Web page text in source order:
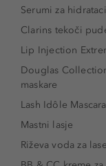
Serumi za
Clarins tekoči
Lip Injection
Douglas
maskare
Lash Idôle Mascara
Mastni lasje
Riževa voda za lase